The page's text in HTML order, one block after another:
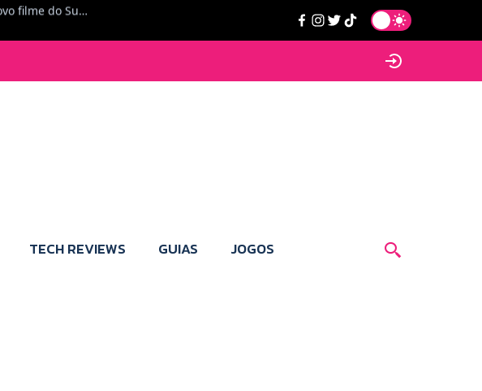
Jorge Loureiro | Fearme diz: A versão da Switch 2 tem censura... mas também não perdes muito.
Jorge Loureiro | Fearme diz: Boas, obrigado pelo teu comentário. Talvez seja verdade que a Microsoft está a tentar redefinir o futuro dos jogos, mas para uma marca que já trocou de estratégia tantas vezes, é difícil acreditar em mais uma virada de direção. Basta lembrar do Kinect, da aposta no cloud gaming, ou mesmo do discurso de que os exclusivos eram "essenciais": todas essas promessas acabaram por perder força com o tempo. Além disso, há um ponto chave que estás a ignorar: as consolas Xbox. Está à vista que foram praticamente abandonadas. Quem comprou uma Xbox Series X a pensar que ia ser a máquina indispensável para jogar exclusivos, ficou a arder, porque hoje esses jogos chegam também ao PC e, cada vez mais, até à concorrência. Isso mina a identidade da marca e enfraquece a confiança dos jogadores. A PlayStation até pode estar a lançar alguns jogos na Xbox como o Helldivers 2, mas não é o catálogo inteiro. Desta forma, as consolas PS5 continuam a ter valor.
TECH REVIEWS GUIAS JOGOS